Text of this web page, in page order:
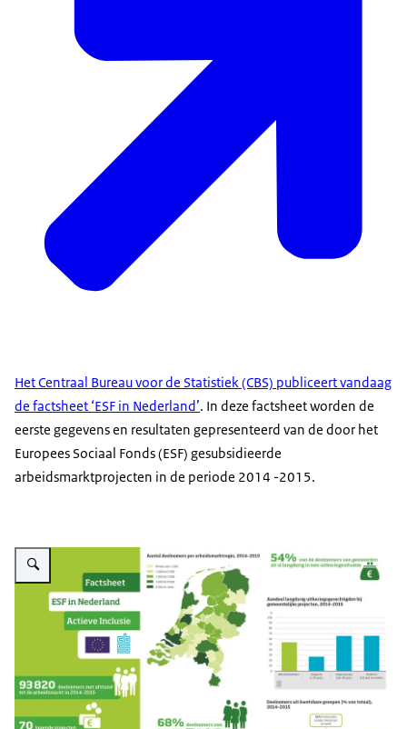
Het Centraal Bureau voor de Statistiek (CBS) publiceert vandaag
de factsheet ‘ESF in Nederland’. In deze factsheet worden de
eerste gegevens en resultaten gepresenteerd van de door het
Europees Sociaal Fonds (ESF) gesubsidieerde
arbeidsmarktprojecten in de periode 2014 -2015.
Vergroot afbeelding CBS factsheet ESF in Nederland